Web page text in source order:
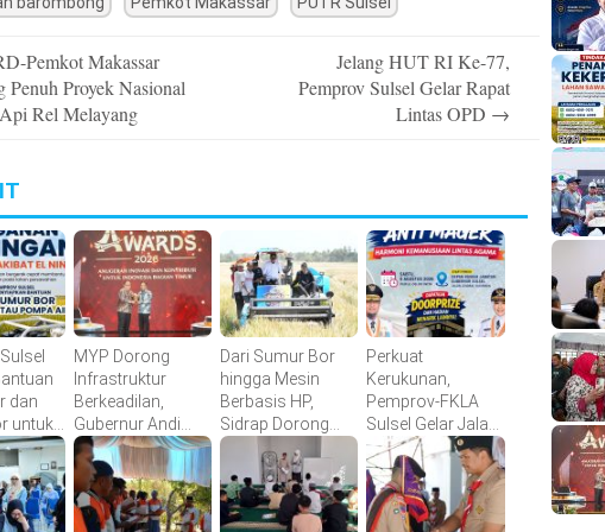
Pemkot Makassar
Penuh Proyek Nasional
Rel Melayang
Jelang HUT RI Ke-77,
Pemprov Sulsel Gelar Rapat
Lintas OPD →
dan
untuk
MYP Dorong
Infrastruktur
Berkeadilan,
Gubernur Andi
Sudirman Raih
detiktimur Awards
Dari Sumur Bor
hingga Mesin
Berbasis HP,
Sidrap Dorong
Inovasi Pertanian
Perkuat
Kerukunan,
Pemprov-FKLA
Sulsel Gelar Jalan
Sehat Anti Mager
Harmoni
Kemanusiaan
Lintas Agama